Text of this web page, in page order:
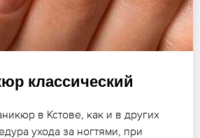
классический
в Кстове, как и в других
ухода за ногтями, при